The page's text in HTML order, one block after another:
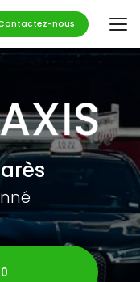
nous